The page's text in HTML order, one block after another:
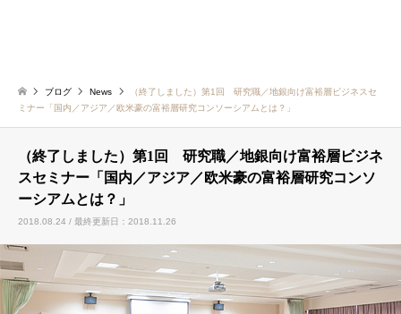
ブログ News
（終了しました）第1回 研究職／地銀向け富裕層ビジネスセ
ミナー「国内／アジア／欧米豪の富裕層研究コンソーシアムとは？」
（終了しました）第1回 研究職／地銀向け富裕層ビジネ
スセミナー「国内／アジア／欧米豪の富裕層研究コンソ
ーシアムとは？」
2018.08.24 / 最終更新日：2018.11.26